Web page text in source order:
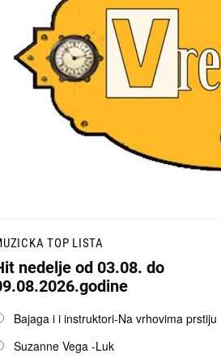
TOP LISTA
nedelje od 03.08. do
Bajaga i i instruktori-Na vrhovima prstiju
Suzanne Vega -Luk